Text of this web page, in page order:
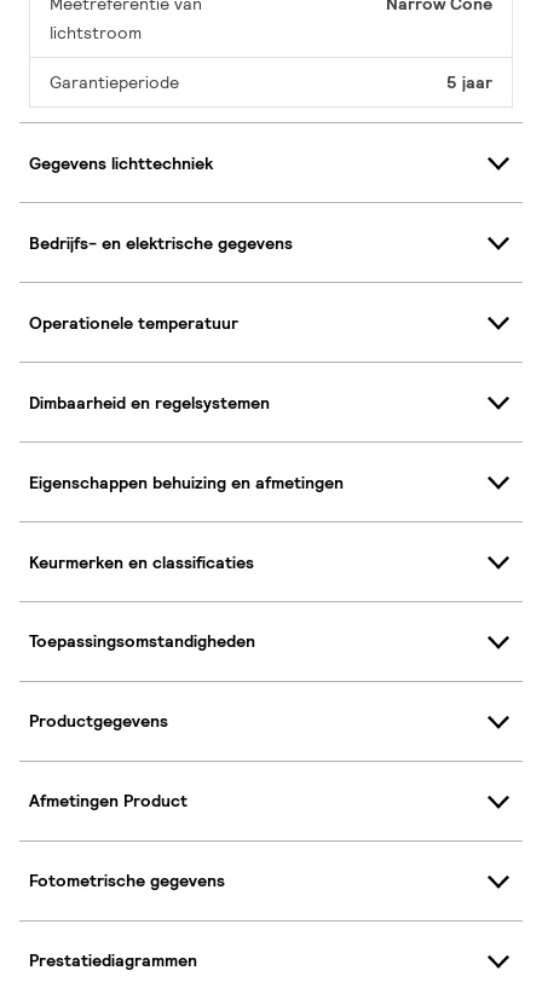
lichtstroom
Garantieperiode 5 jaar
Gegevens lichttechniek
Bedrijfs- en elektrische gegevens
Operationele temperatuur
Dimbaarheid en regelsystemen
Eigenschappen behuizing en afmetingen
Keurmerken en classificaties
Toepassingsomstandigheden
Productgegevens
Afmetingen Product
Fotometrische gegevens
Prestatiediagrammen